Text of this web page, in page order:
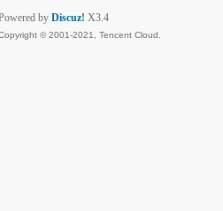
by Discuz! X3.4
© 2001-2021, Tencent Cloud.